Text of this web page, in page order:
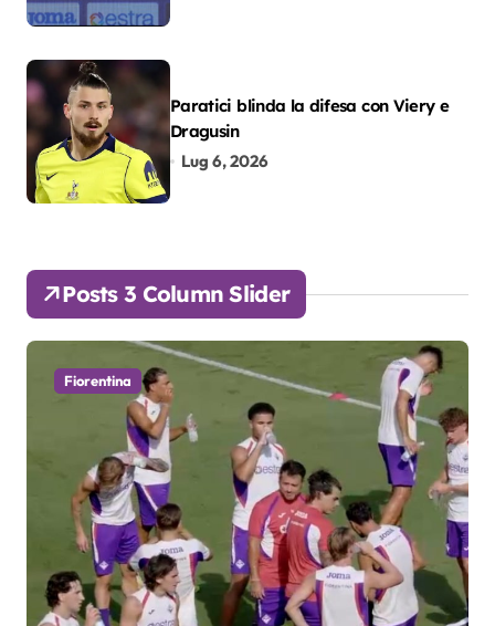
Paratici blinda la difesa con Viery e
Dragusin
Lug 6, 2026
Posts 3 Column Slider
Fiorentina